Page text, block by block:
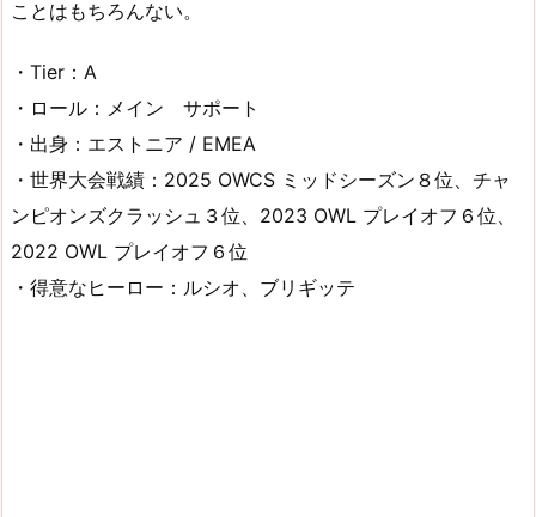
ことはもちろんない。
・Tier：A
・ロール：メイン サポート
・出身：エストニア / EMEA
・世界大会戦績：2025 OWCS ミッドシーズン８位、チャ
ンピオンズクラッシュ３位、2023 OWL プレイオフ６位、
2022 OWL プレイオフ６位
・得意なヒーロー：ルシオ、ブリギッテ